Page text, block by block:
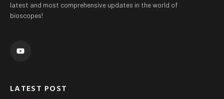
latest and most comprehensive updates in the world of
bioscopes!
u
LATEST POST